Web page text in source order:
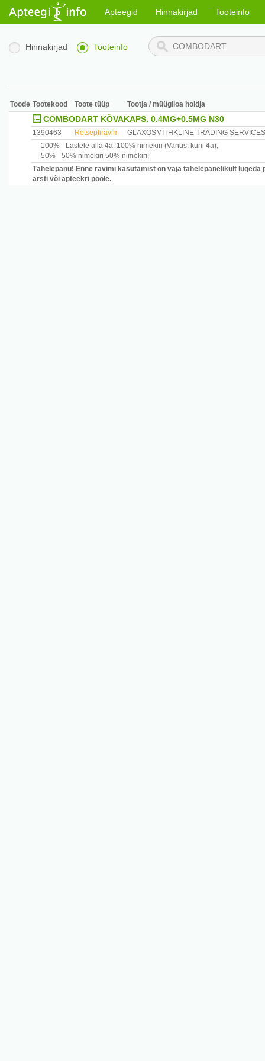
Apteegid Hinnakirjad Tooteinfo
Hinnakirjad Tooteinfo
Toode Tootekood Toote tüüp Tootja / müügiloa hoidja
COMBODART KÕVAKAPS. 0.4MG+0.5MG N30
1390463 Retseptiravim
GLAXOSMITHKLINE TRADING
100% - Lastele alla 4a. 100% nimekiri (Vanus: kuni 4a);
50% - 50% nimekiri 50% nimekiri;
Tähelepanu! Enne ravimi kasutamist on vaja tähelepanelikult
arsti või apteekri poole.